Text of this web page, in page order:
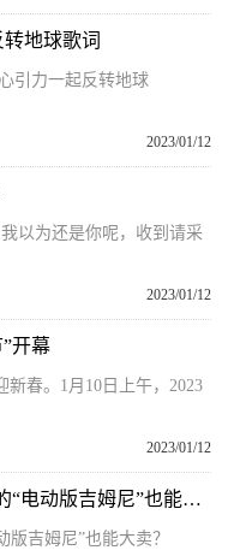
地球歌词
引力一起反转地球
2023/01/12
以为还是你呢，收到请采
2023/01/12
开幕
春。1月10日上午，2023
2023/01/12
继宏光MINI EV后，五菱即将上市的“电动版吉姆尼”也能大卖？
吉姆尼”也能大卖？